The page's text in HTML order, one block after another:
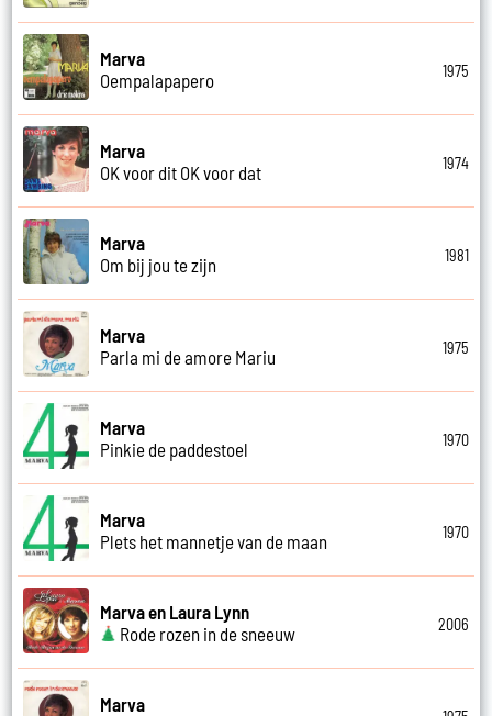
Marva
Oempalapapero
1975
Marva
OK voor dit OK voor dat
1974
Marva
Om bij jou te zijn
1981
Marva
Parla mi de amore Mariu
1975
Marva
Pinkie de paddestoel
1970
Marva
Plets het mannetje van de maan
1970
Marva en Laura Lynn
Rode rozen in de sneeuw
2006
Marva